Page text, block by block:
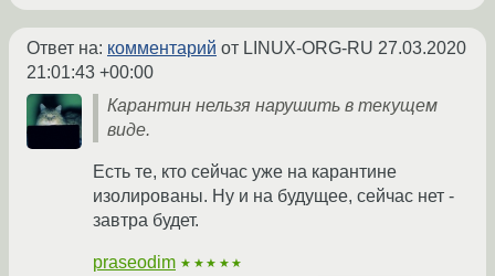
Ответ на: комментарий от LINUX-ORG-RU 27.03.2020
21:01:43 +00:00
Карантин нельзя нарушить в текущем
виде.
Есть те, кто сейчас уже на карантине
изолированы. Ну и на будущее, сейчас нет -
завтра будет.
praseodim ★★★★★